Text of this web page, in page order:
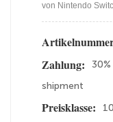
von Nintendo
Zahlung:
shipment
Preisklasse: